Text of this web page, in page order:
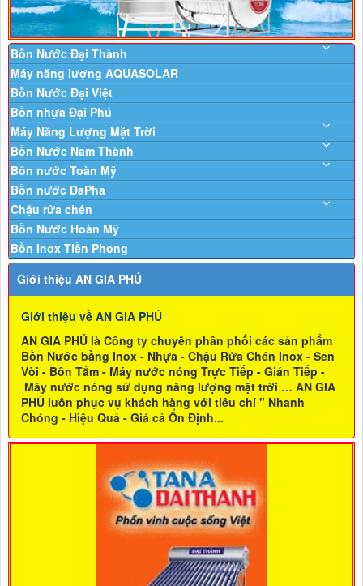
Bồn Nước Đại Thành
Máy năng lượng AQUASOLAR
Bồn Nước Đại Việt
Bồn nhựa Đại Phú
Máy Năng Lượng Mặt Trời
Bồn Nước Nam Thành
Bồn nước Toàn Mỹ
Bồn nước DaPha
Chậu rửa chén
Bồn Nước Hoàn Mỹ
Bồn Inox Tiền Phong
Giới thiệu AN GIA PHÚ
Giới thiệu về AN GIA PHÚ
AN GIA PHÚ là Công ty chuyên phân phối các sản phẩm
Bồn Nước bằng Inox - Nhựa - Chậu Rửa Chén Inox - Sen
Vòi - Bồn Tắm - Máy nước nóng Trực Tiếp - Gián Tiếp -
Máy nước nóng sử dụng năng lượng mặt trời … AN GIA
PHÚ luôn phục vụ khách hàng với tiêu chí " Nhanh
Chóng - Hiệu Quả - Giá cả Ổn Định...